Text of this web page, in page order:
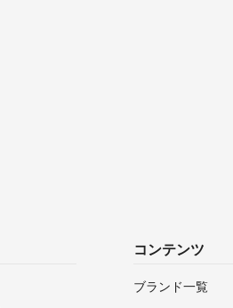
コンテンツ
ブランド一覧